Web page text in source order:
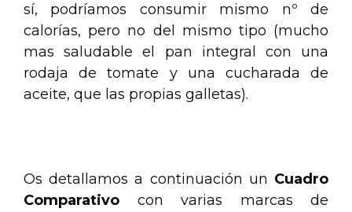
sí, podríamos consumir mismo nº de
calorías, pero no del mismo tipo (mucho
mas saludable el pan integral con una
rodaja de tomate y una cucharada de
aceite, que las propias galletas).
Os detallamos a continuación un Cuadro
Comparativo con varias marcas de